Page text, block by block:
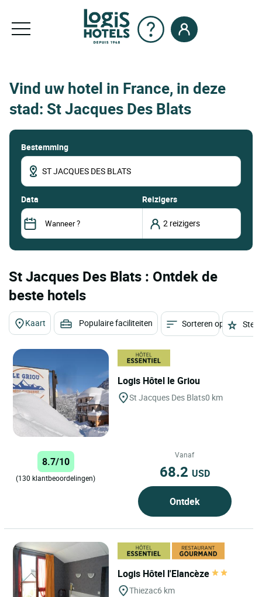
Vind uw hotel in France, in deze
stad: St Jacques Des Blats
Bestemming
data Reizigers
St Jacques Des Blats : Ontdek de
beste hotels
Kaart Populaire faciliteiten Sorteren op
Logis Hôtel le Griou
St Jacques Des Blats0 km
8.7/10
(130 klantbeoordelingen)
Vanaf
68.2 USD
Ontdek
Logis Hôtel l'Elancèze
Thiezac6 km